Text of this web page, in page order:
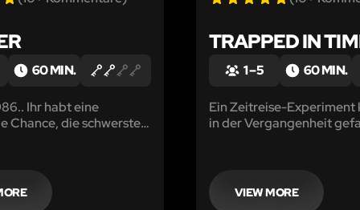
60 MIN.
Ihr habt eine
Chance, die schwerste
TRAPPED IN
1 – 5 60 MIN.
Ein Zeitreise-Experiment
in der Vergangenheit
VIEW MORE